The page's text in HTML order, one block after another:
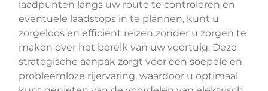
laadpunten langs uw route te controleren en
eventuele laadstops in te plannen, kunt u
zorgeloos en efficiënt reizen zonder u zorgen te
maken over het bereik van uw voertuig. Deze
strategische aanpak zorgt voor een soepele en
probleemloze rijervaring, waardoor u optimaal